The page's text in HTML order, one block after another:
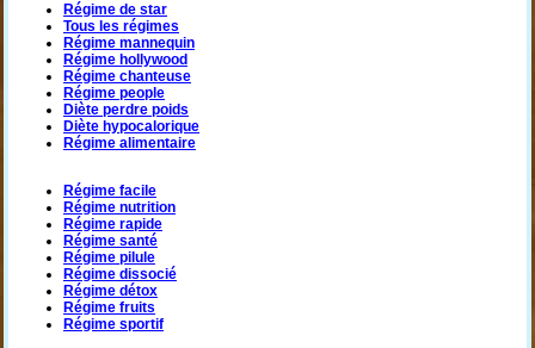
Régime de star
Tous les régimes
Régime mannequin
Régime hollywood
Régime chanteuse
Régime people
Diète perdre poids
Diète hypocalorique
Régime alimentaire
Régime facile
Régime nutrition
Régime rapide
Régime santé
Régime pilule
Régime dissocié
Régime détox
Régime fruits
Régime sportif